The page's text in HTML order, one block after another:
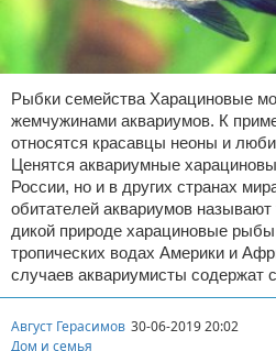
Рыбки семейства Харациновые
жемчужинами аквариумов. К
относятся красавцы неоны и
Ценятся аквариумные
России, но и в других странах
обитателей аквариумов
дикой природе харациновые
тропических водах Америки и
случаев аквариумисты содержат
Август Герасимов 30-06-2019 20:02
Дом и семья